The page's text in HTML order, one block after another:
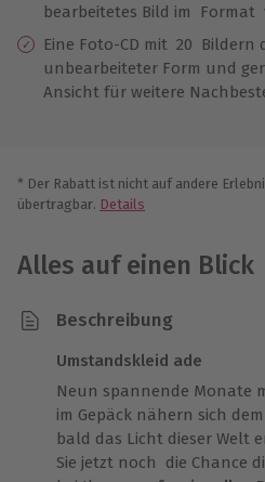
bearbeitetes Bild im Format
Eine Foto-CD mit 20 Bildern
unbearbeiteter Form und
Ansicht für weitere
* Der Rabatt ist nicht auf andere
übertragbar. Details
Alles auf einen Blick
Beschreibung
Umstandskleid ade
Neun spannende Monate
im Gepäck nähern sich
bald das Licht dieser Welt
Sie jetzt noch die Chance